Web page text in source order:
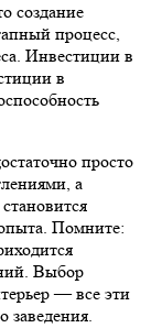
создание
процесс,
Инвестиции в
в
просто
а
Помните:
Выбор
— все эти
заведения.